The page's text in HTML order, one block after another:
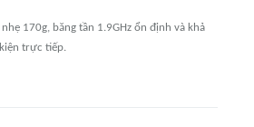
170g, băng tần 1.9GHz ổn định và khả
trực tiếp.